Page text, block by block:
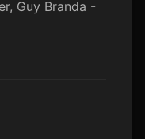
Guy Branda -